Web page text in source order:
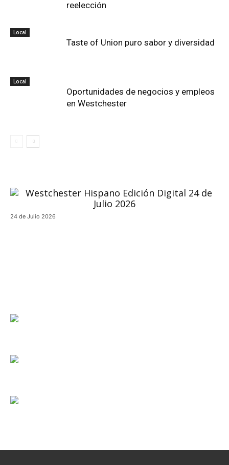
reelección
Local
Taste of Union puro sabor y diversidad
Local
Oportunidades de negocios y empleos
en Westchester
24 de Julio 2026